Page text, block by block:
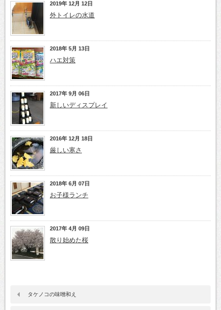
2019年 12月 12日
外トイレの水道
2018年 5月 13日
ハエ対策
2017年 9月 06日
新しいディスプレイ
2016年 12月 18日
厳しい寒さ
2018年 6月 07日
お子様ランチ
2017年 4月 09日
散り始めた桜
タケノコの味噌和え